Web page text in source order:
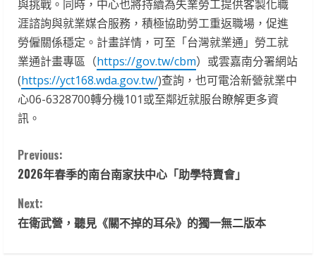
與挑戰。同時，中心也將持續為失業勞工提供客製化職
涯諮詢與就業媒合服務，積極協助勞工重返職場，促進
勞僱關係穩定。計畫詳情，可至「台灣就業通」勞工就
業通計畫專區（https://gov.tw/cbm）或雲嘉南分署網站
(https://yct168.wda.gov.tw/)查詢，也可電洽新營就業中
心06-6328700轉分機101或至鄰近就服台瞭解更多資
訊。
C
o
n
Previous:
2026年春季的南台南家扶中心「助學特賣會」
Next:
在衛武營，聽見《關不掉的耳朵》的獨一無二版本